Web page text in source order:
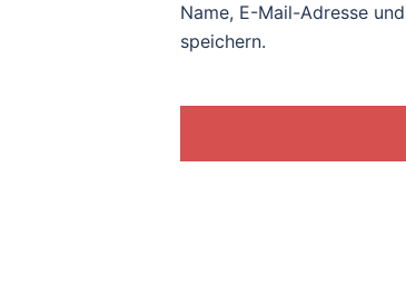
Name, E-Mail-Adresse
speichern.